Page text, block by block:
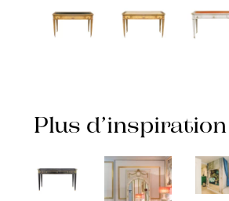
Plus d’inspiration